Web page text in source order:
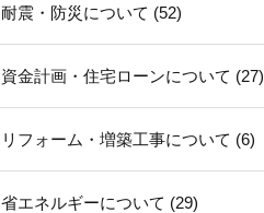
耐震・防災について (52)
資金計画・住宅ローンについて (27)
リフォーム・増築工事について (6)
省エネルギーについて (29)